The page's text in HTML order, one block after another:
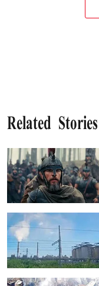
Related Stories